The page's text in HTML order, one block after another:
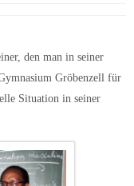
den man in seiner
Gröbenzell für
Situation in seiner